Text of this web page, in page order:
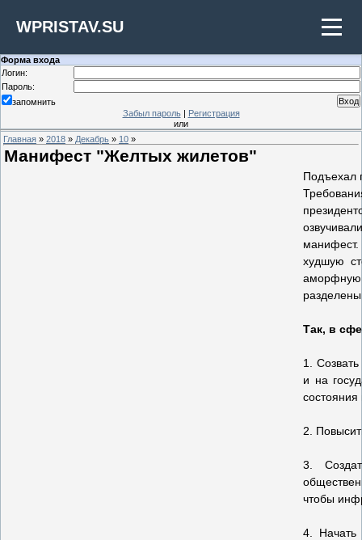
WPRISTAV.SU
Форма входа
Логин:
Пароль:
запомнить
Забыл пароль| Регистрация
или
Главная » 2018 » Декабрь » 10 »
Манифест "Желтых жилетов"
Подъехал
худшую
аморфную
Так, в
1.
и на
2.
3.
чтобы
4. Начать